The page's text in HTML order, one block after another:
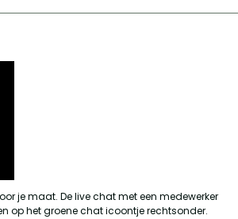
je maat. De live chat met een medewerker
op het groene chat icoontje rechtsonder.